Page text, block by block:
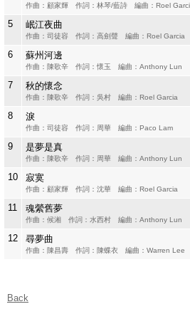
作曲：顧家輝 作詞：林琴/藍詩 編曲：Roel
5 岷江夜曲
作曲：司徒容 作詞：高劍聲 編曲：Roel Garcia
6 蘇州河邊
作曲：陳歌辛 作詞：懷玉 編曲：Anthony Lun
7 秋的懷念
作曲：陳歌辛 作詞：吳村 編曲：Roel Garcia
8 淚
作曲：司徒容 作詞：周華 編曲：Paco Lam
9 是夢是真
作曲：陳歌辛 作詞：周華 編曲：Anthony Lun
10 寂寞
作曲：顧家輝 作詞：沈華 編曲：Roel Garcia
11 魂縈舊夢
作曲：候湘 作詞：水西村 編曲：Anthony Lun
12 尋夢曲
作曲：陳昌壽 作詞：陳蝶衣 編曲：Warren Lee
Back